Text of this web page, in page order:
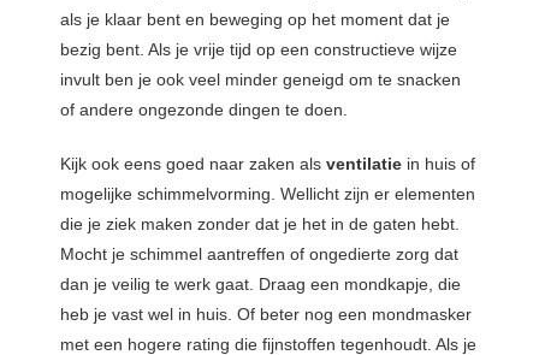
als je klaar bent en beweging op het moment dat je
bezig bent. Als je vrije tijd op een constructieve wijze
invult ben je ook veel minder geneigd om te snacken
of andere ongezonde dingen te doen.
Kijk ook eens goed naar zaken als ventilatie in huis of
mogelijke schimmelvorming. Wellicht zijn er elementen
die je ziek maken zonder dat je het in de gaten hebt.
Mocht je schimmel aantreffen of ongedierte zorg dat
dan je veilig te werk gaat. Draag een mondkapje, die
heb je vast wel in huis. Of beter nog een mondmasker
met een hogere rating die fijnstoffen tegenhoudt. Als je